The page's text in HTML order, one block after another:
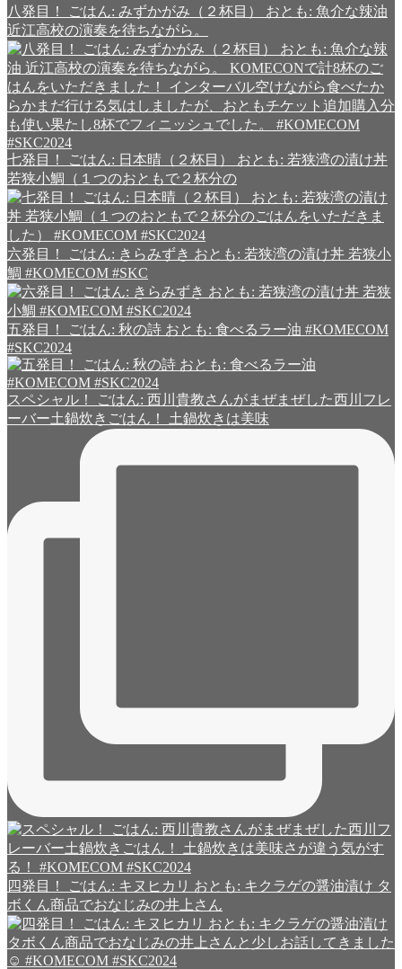
八発目！ ごはん: みずかがみ（２杯目） おとも: 魚介な辣油
近江高校の演奏を待ちながら。
七発目！ ごはん: 日本晴（２杯目） おとも: 若狭湾の漬け丼
若狭小鯛（１つのおともで２杯分の
六発目！ ごはん: きらみずき おとも: 若狭湾の漬け丼 若狭小
鯛 #KOMECOM #SKC
五発目！ ごはん: 秋の詩 おとも: 食べるラー油 #KOMECOM
#SKC2024
スペシャル！ ごはん: 西川貴教さんがまぜまぜした西川フレ
ーバー土鍋炊きごはん！ 土鍋炊きは美味
四発目！ ごはん: キヌヒカリ おとも: キクラゲの醤油漬け タ
ボくん商品でおなじみの井上さん